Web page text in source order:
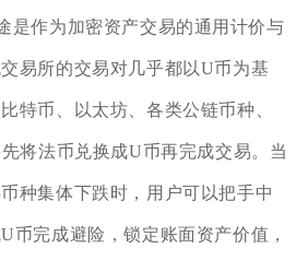
是作为加密资产交易的通用计价与
易所的交易对几乎都以U币为基
特币、以太坊、各类公链币种、
将法币兑换成U币再完成交易。当
种集体下跌时，用户可以把手中
币完成避险，锁定账面资产价值，